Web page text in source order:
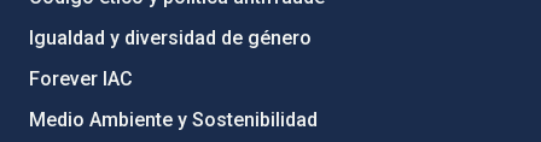
Igualdad y diversidad de género
Forever IAC
Medio Ambiente y Sostenibilidad